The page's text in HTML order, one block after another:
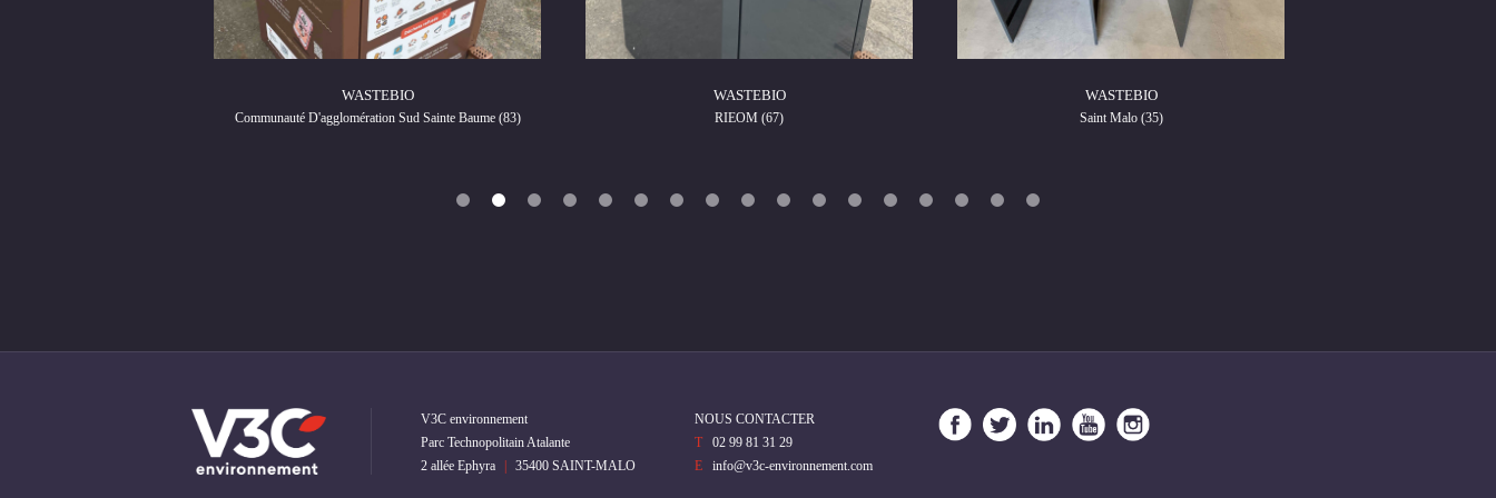
WASTEBIO
Communauté D'agglomération Sud Sainte Baume (83)
WASTEBIO
RIEOM (67)
WASTEBIO
Saint Malo (35)
V3C environnement
Parc Technopolitain Atalante
2 allée Ephyra
| 35400 SAINT-MALO
NOUS CONTACTER
T
02 99 81 31 29
E
info@v3c-environnement.com